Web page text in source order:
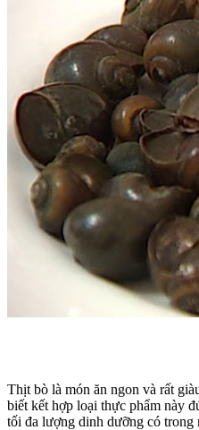
Thịt bò là món ăn ngon và rất
biết kết hợp loại thực phẩm này
tối đa lượng dinh dưỡng có trong